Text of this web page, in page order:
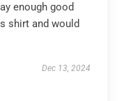
enough good
shirt and would
Dec 13, 2024